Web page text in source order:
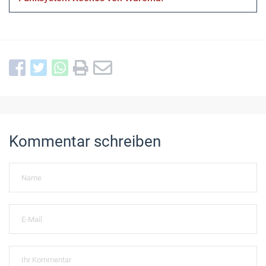
Kommentar schreiben